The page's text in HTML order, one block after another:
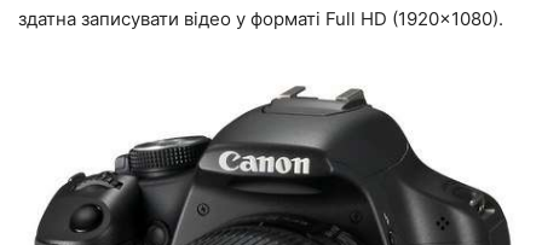
здатна записувати відео у форматі Full HD (1920×1080).